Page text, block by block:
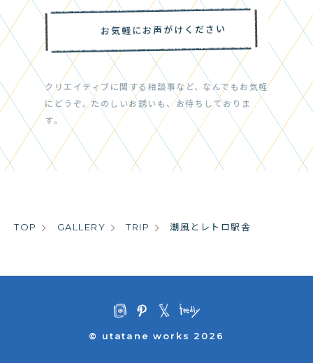
お気軽にお声がけください
クリエイティブに関する相談事など、なんでもお気軽
にどうぞ。たのしいお誘いも、お待ちしておりま
す。
TOP GALLERY TRIP 潮風とレトロ駅舎
© utatane works 2026